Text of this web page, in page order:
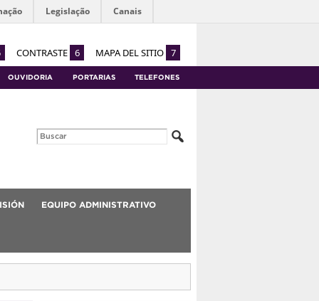
CONTRASTE 6 MAPA DEL SITIO 7
Legislação Canais
OUVIDORIA PORTARIAS TELEFONES
EQUIPO ADMINISTRATIVO